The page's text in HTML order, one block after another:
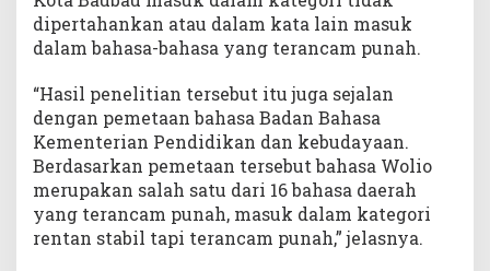
dipertahankan atau dalam kata lain masuk
dalam bahasa-bahasa yang terancam punah.
“Hasil penelitian tersebut itu juga sejalan
dengan pemetaan bahasa Badan Bahasa
Kementerian Pendidikan dan kebudayaan.
Berdasarkan pemetaan tersebut bahasa Wolio
merupakan salah satu dari 16 bahasa daerah
yang terancam punah, masuk dalam kategori
rentan stabil tapi terancam punah,” jelasnya.